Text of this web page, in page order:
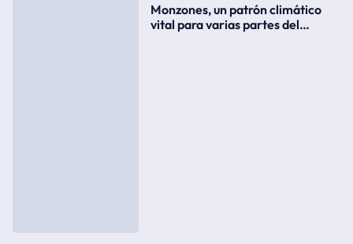
Monzones, un patrón climático
vital para varias partes del